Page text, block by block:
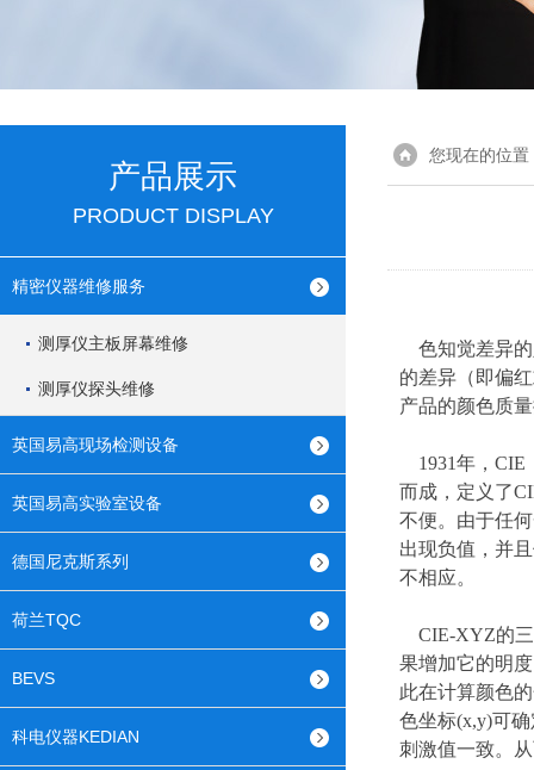
产品展示
PRODUCT DISPLAY
精密仪器维修服务
测厚仪主板屏幕维修
测厚仪探头维修
英国易高现场检测设备
英国易高实验室设备
德国尼克斯系列
荷兰TQC
BEVS
科电仪器KEDIAN
您现在的位置
色知觉差异的
的差异（即偏
产品的颜色质
1931年，CIE
而成，定义了
不便。由于任
出现负值，并
不相应。
CIE-XYZ的三
果增加它的明
此在计算颜色
色坐标(x,y)可
刺激值一致。